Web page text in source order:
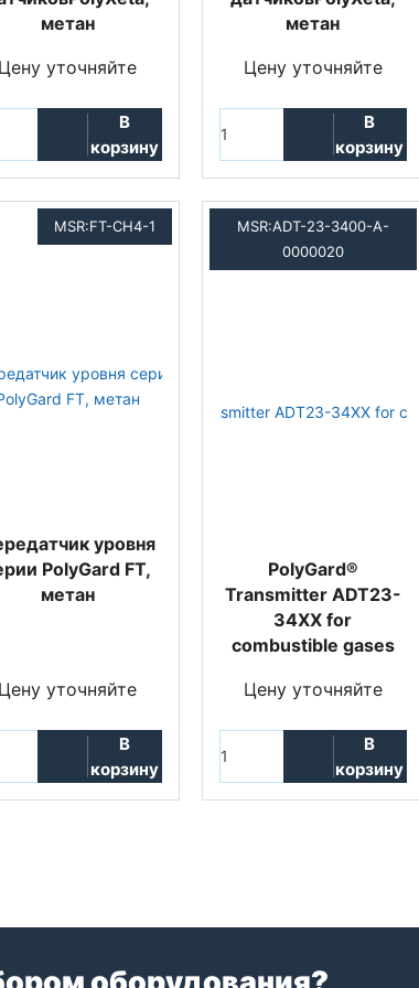
метан
Цену уточняйте
В
корзину
метан
Цену уточняйте
В
корзину
MSR:FT-CH4-1
уровня
PolyGard FT,
метан
Цену уточняйте
В
корзину
MSR:ADT-23-3400-A-
0000020
PolyGard®
Transmitter ADT23-
34XX for
combustible gases
Цену уточняйте
В
корзину